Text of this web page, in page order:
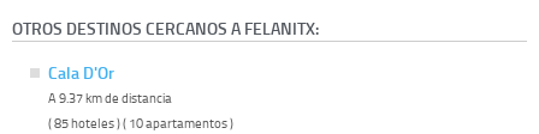
OTROS DESTINOS CERCANOS A FELANITX:
Cala D'Or
A 9.37 km de distancia
( 85 hoteles ) ( 10 apartamentos )